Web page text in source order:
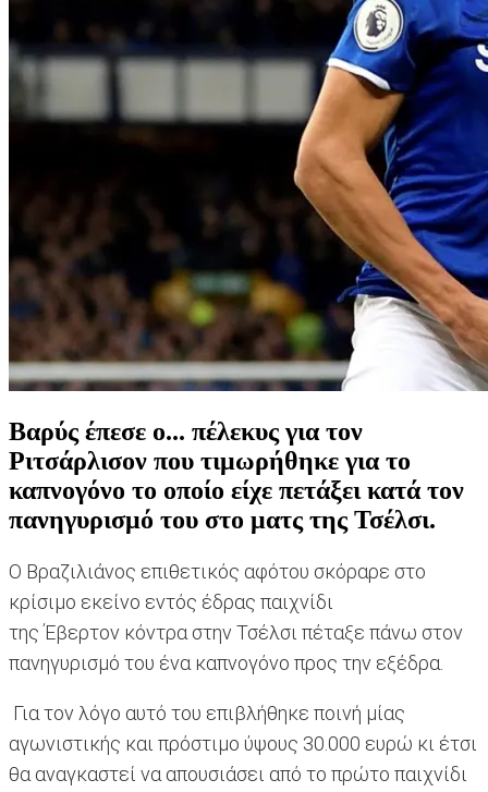
Βαρύς έπεσε ο... πέλεκυς για τον
Ριτσάρλισον που τιμωρήθηκε για το
καπνογόνο το οποίο είχε πετάξει κατά τον
πανηγυρισμό του στο ματς της Τσέλσι.
Ο Βραζιλιάνος επιθετικός αφότου σκόραρε στο
κρίσιμο εκείνο εντός έδρας παιχνίδι
της Έβερτον κόντρα στην Τσέλσι πέταξε πάνω στον
πανηγυρισμό του ένα καπνογόνο προς την εξέδρα.
Για τον λόγο αυτό του επιβλήθηκε ποινή μίας
αγωνιστικής και πρόστιμο ύψους 30.000 ευρώ κι έτσι
θα αναγκαστεί να απουσιάσει από το πρώτο παιχνίδι